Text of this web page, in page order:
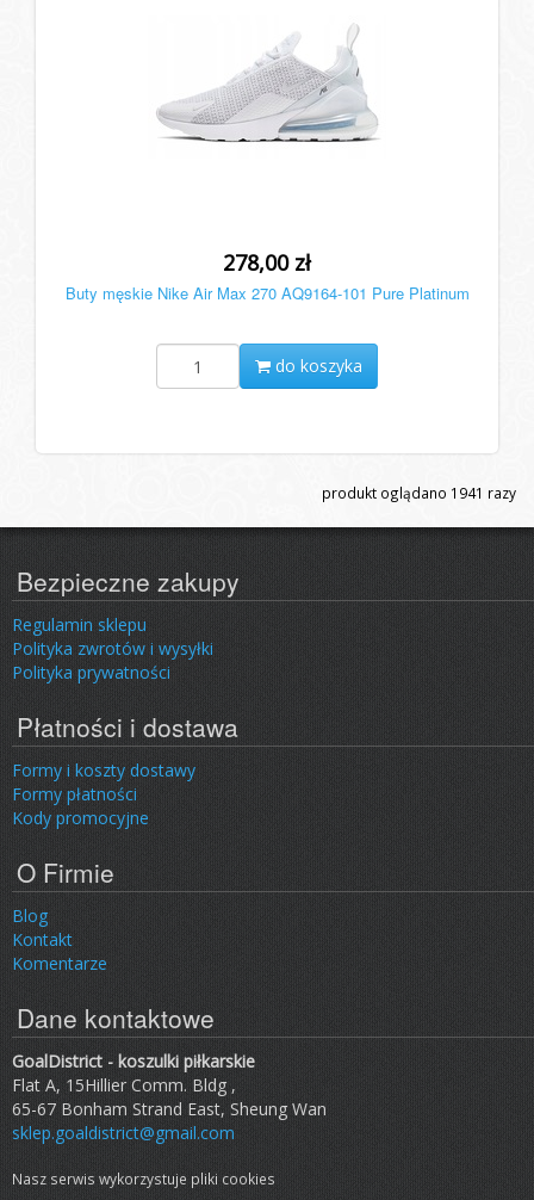
278,00 zł
Buty męskie Nike Air Max 270 AQ9164-101 Pure Platinum
do koszyka
produkt oglądano 1941 razy
Bezpieczne zakupy
Regulamin sklepu
Polityka zwrotów i wysyłki
Polityka prywatności
Płatności i dostawa
Formy i koszty dostawy
Formy płatności
Kody promocyjne
O Firmie
Blog
Kontakt
Komentarze
Dane kontaktowe
GoalDistrict - koszulki piłkarskie
Flat A, 15Hillier Comm. Bldg ,
65-67 Bonham Strand East, Sheung Wan
sklep.goaldistrict@gmail.com
Nasz serwis wykorzystuje pliki cookies